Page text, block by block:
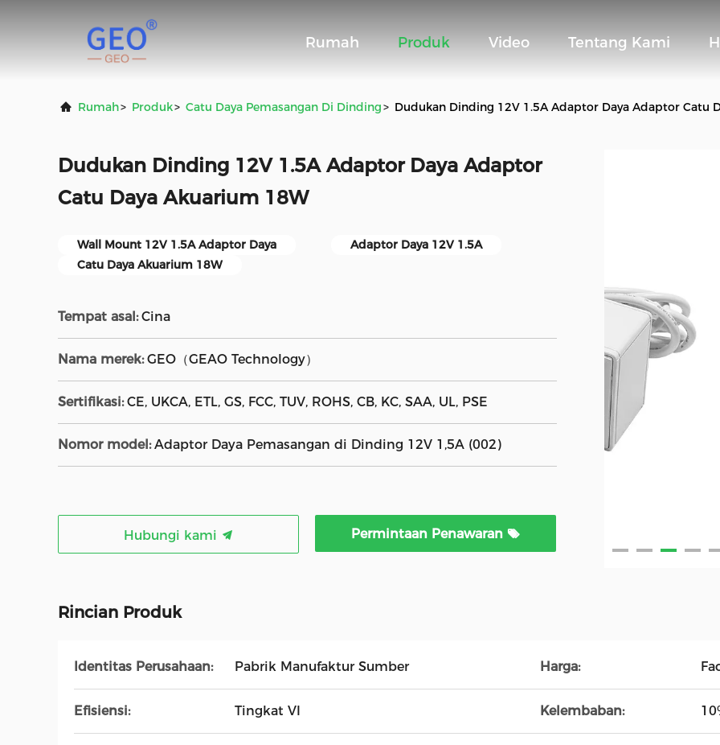
Rumah Produk Video Tentang Kami
Rumah> Produk> Catu Daya Pemasangan Di Dinding> Dudukan Dinding 12V 1.5A Adaptor Daya Adaptor Catu
Dudukan Dinding 12V 1.5A Adaptor Daya Adaptor
Catu Daya Akuarium 18W
Wall Mount 12V 1.5A Adaptor Daya
Adaptor Daya 12V 1.5A
Catu Daya Akuarium 18W
Tempat asal: Cina
Nama merek: GEO（GEAO Technology）
Sertifikasi: CE, UKCA, ETL, GS, FCC, TUV, ROHS, CB, KC, SAA, UL, PSE
Nomor model: Adaptor Daya Pemasangan di Dinding 12V 1,5A (002)
Hubungi kami Permintaan Penawaran
Rincian Produk
Identitas Perusahaan: Pabrik Manufaktur Sumber Harga:
Efisiensi: Tingkat VI Kelembaban: